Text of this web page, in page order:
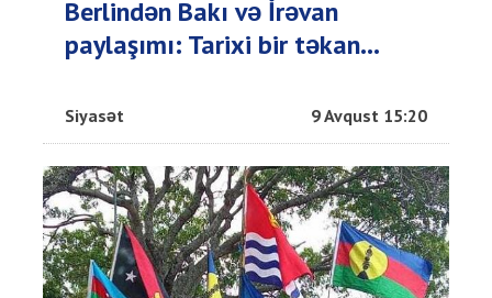
Berlindən Bakı və İrəvan
paylaşımı: Tarixi bir təkan...
Siyasət 9 Avqust 15:20